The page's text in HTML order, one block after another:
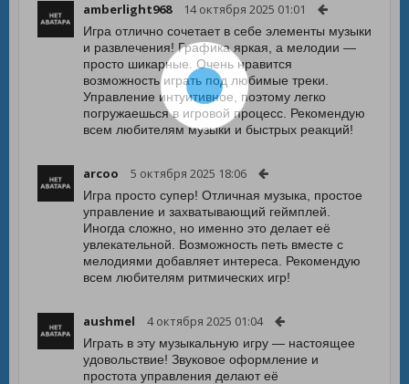
amberlight968 14 октября 2025 01:01
Игра отлично сочетает в себе элементы музыки
и развлечения! Графика яркая, а мелодии —
просто шикарные. Очень нравится
возможность играть под любимые треки.
Управление интуитивное, поэтому легко
погружаешься в игровой процесс. Рекомендую
всем любителям музыки и быстрых реакций!
arcoo 5 октября 2025 18:06
Игра просто супер! Отличная музыка, простое
управление и захватывающий геймплей.
Иногда сложно, но именно это делает её
увлекательной. Возможность петь вместе с
мелодиями добавляет интереса. Рекомендую
всем любителям ритмических игр!
aushmel 4 октября 2025 01:04
Играть в эту музыкальную игру — настоящее
удовольствие! Звуковое оформление и
простота управления делают её